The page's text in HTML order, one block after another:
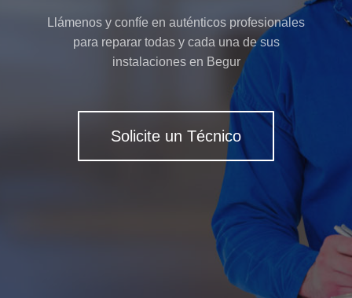
Llámenos y confíe en auténticos profesionales
para reparar todas y cada una de sus
instalaciones en Begur
Solicite un Técnico